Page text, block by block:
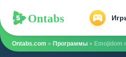
Ontabs
Ontabs.com » Программы » Emojidom